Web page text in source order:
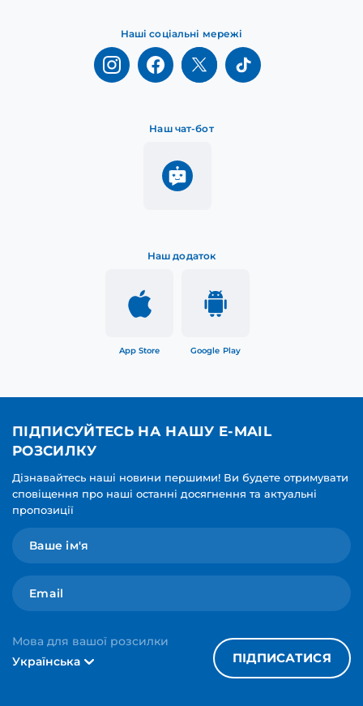
Наш додаток
App Store Google Play
Наш чат-бот
Наші соціальні мережі
ПІДПИСУЙТЕСЬ НА НАШУ E-MAIL
РОЗСИЛКУ
Дізнавайтесь наші новини першими! Ви будете отримувати
сповіщення про наші останні досягнення та актуальні
пропозиції
Мова для вашої розсилки
Українська
ПІДПИСАТИСЯ